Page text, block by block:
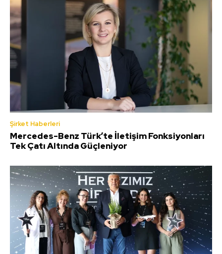
Şirket Haberleri
Mercedes-Benz Türk’te İletişim Fonksiyonları
Tek Çatı Altında Güçleniyor